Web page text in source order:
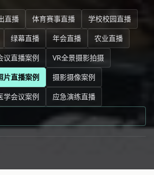
直播 体育赛事直播
学校校园直播
绿幕直播 年会直播
农业直播
议直播案例
VR全景摄影拍摄
片直播案例
摄影摄像案例
学会议案例
应急演练直播